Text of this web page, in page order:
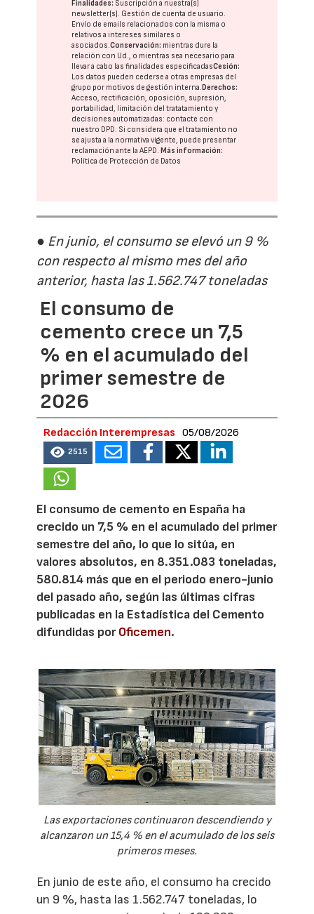
Finalidades: Suscripción a nuestra(s)
newsletter(s). Gestión de cuenta de usuario.
Envío de emails relacionados con la misma o
relativos a intereses similares o
asociados.Conservación: mientras dure la
relación con Ud., o mientras sea necesario para
llevar a cabo las finalidades especificadasCesión:
Los datos pueden cederse a otras empresas del
grupo por motivos de gestión interna. Derechos:
Acceso, rectificación, oposición, supresión,
portabilidad, limitación del tratatamiento y
decisiones automatizadas: contacte con
nuestro DPD. Si considera que el tratamiento no
se ajusta a la normativa vigente, puede presentar
reclamación ante laAEPD. Más información:
Política de Protección de Datos
● En junio, el consumo se elevó un 9 %
con respecto al mismo mes del año
anterior, hasta las 1.562.747 toneladas
El consumo de
cemento crece un 7,5
% en el acumulado del
primer semestre de
2026
Redacción Interempresas 05/08/2026
2515
El consumo de cemento en España ha
crecido un 7,5 % en el acumulado del primer
semestre del año, lo que lo sitúa, en
valores absolutos, en 8.351.083 toneladas,
580.814 más que en el periodo enero-junio
del pasado año, según las últimas cifras
publicadas en la Estadística del Cemento
difundidas porOficemen.
Las exportaciones continuaron descendiendo y
alcanzaron un 15,4 % en el acumulado de los seis
primeros meses.
En junio de este año, el consumo ha crecido
un 9 %, hasta las 1.562.747 toneladas, lo